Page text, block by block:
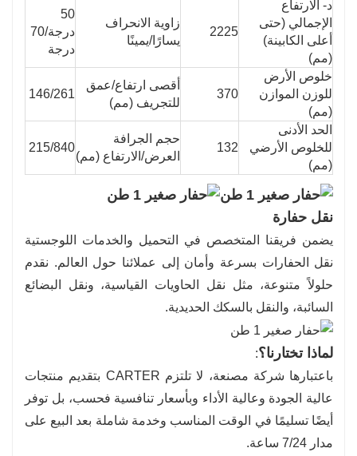
د- الارتفاع
الإجمالي (حتى
أعلى الكابينة)
(مم)
2225
زاوية الانحراف
يسارًا/يمينًا
50
درجة/70
درجة
خلوص الأرض
للوزن الموازن
(مم)
370
أقصى ارتفاع/عمق
للتجريف (مم)
146/261
الحد الأدنى
للخلوص الأرضي
(مم)
132
حجم الجرافة
العرض/الارتفاع (مم)
215/840
نقل حفارة
يضمن فريقنا المتخصص في التحميل والخدمات اللوجستية
نقل الحفارات بسرعة وأمان إلى عملائنا حول العالم. نقدم
حلولاً متنوعة، مثل نقل الحاويات القياسية، ونقل البضائع
السائبة، والنقل بالسكك الحديدية.
لماذا تختارنا؟:
باعتبارها شركة مصنعة، لا تلتزم CARTER بتقديم منتجات
عالية الجودة وعالية الأداء وبأسعار تنافسية فحسب، بل توفر
أيضًا تسليمًا في الوقت المناسب وخدمة شاملة بعد البيع على
مدار 7/24 ساعة.